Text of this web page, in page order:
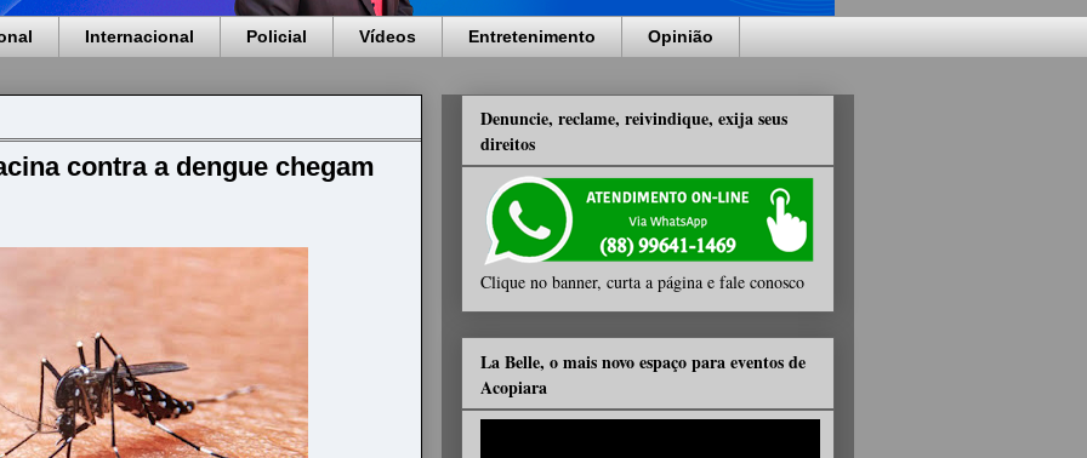
Internacional Policial Vídeos Entretenimento Opinião
contra a dengue chegam
Denuncie, reclame, reivindique, exija seus
direitos
Clique no banner, curta a página e fale conosco
La Belle, o mais novo espaço para eventos de
Acopiara